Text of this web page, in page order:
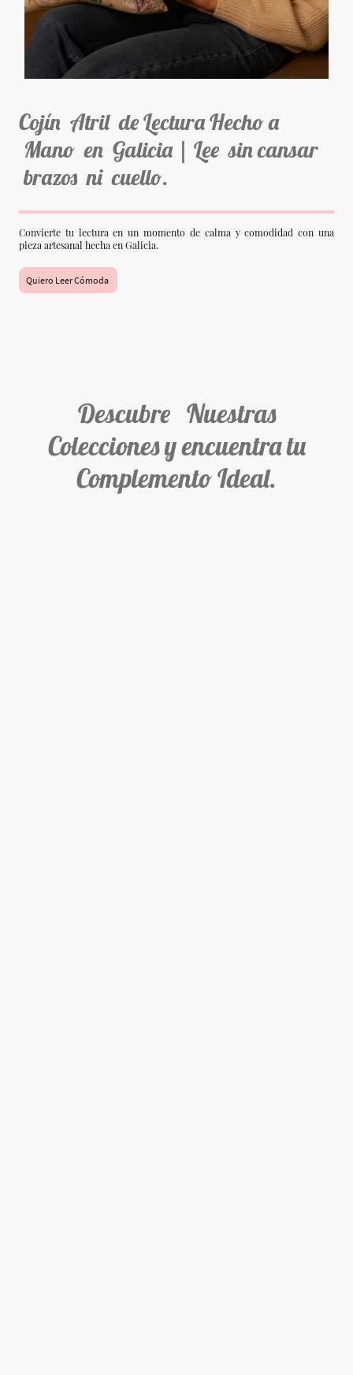
Cojín Atril de Lectura Hecho a
Mano en Galicia | Lee sin cansar
brazos ni cuello.
Convierte tu lectura en un momento de calma y comodidad con una
pieza artesanal hecha en Galicia.
Quiero Leer Cómoda
Descubre Nuestras
Colecciones y encuentra tu
Complemento Ideal.